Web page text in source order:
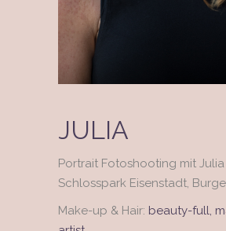
JULIA
Portrait Fotoshooting mit Julia
Schlosspark Eisenstadt,
Make-up & Hair: beauty-full,